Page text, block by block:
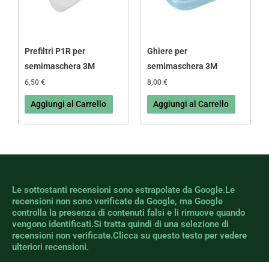
Prefiltri P1R per
semimaschera 3M
6,50 €
Aggiungi al Carrello
Ghiere per
semimaschera 3M
8,00 €
Aggiungi al Carrello
Le sottostanti recensioni sono estrapolate da Google.Le
recensioni non sono verificate da Google, ma Google
controlla la presenza di contenuti falsi e li rimuove quando
vengono identificati.Si tratta quindi di una selezione di
recensioni non verificate.Clicca su questo testo per vedere
ulteriori recensioni.